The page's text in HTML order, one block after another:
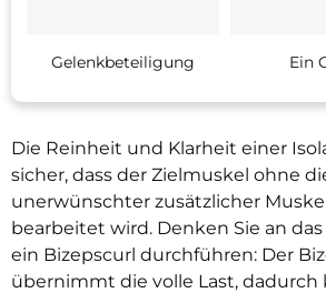
Gelenkbeteiligung Ein
Die Reinheit und Klarheit einer
sicher, dass der Zielmuskel ohne
unerwünschter zusätzlicher
bearbeitet wird. Denken Sie an
ein Bizepscurl durchführen: Der
übernimmt die volle Last, dadurch